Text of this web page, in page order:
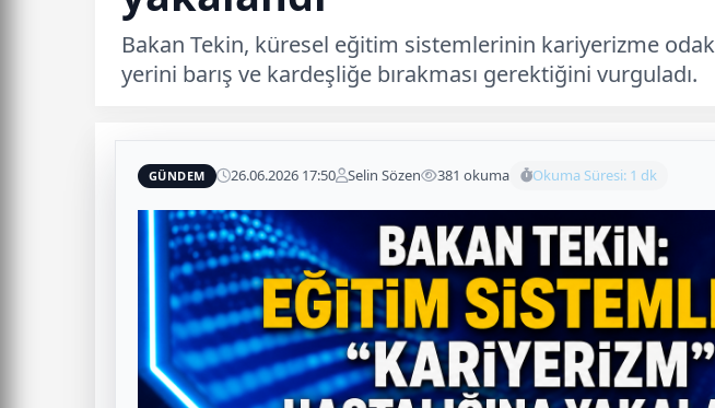
Bakan Tekin, küresel eğitim sistemlerinin kariyerizme
yerini barış ve kardeşliğe bırakması gerektiğini vurguladı.
GÜNDEM 26.06.2026 17:50 Selin Sözen 381 okuma Okuma Süresi: 1 dk